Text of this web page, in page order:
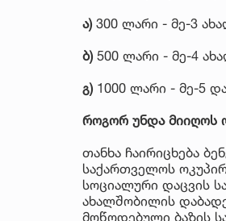
ა) 300 ლარი - მე-3
ბ) 500 ლარი - მე-4
გ) 1000 ლარი - მე-5
როგორ უნდა მიიღოს
თანხა ჩაირიცხება
საქართველოს
სოციალური დაცვის
ახალშობილის
მოწოდებული ბაზის